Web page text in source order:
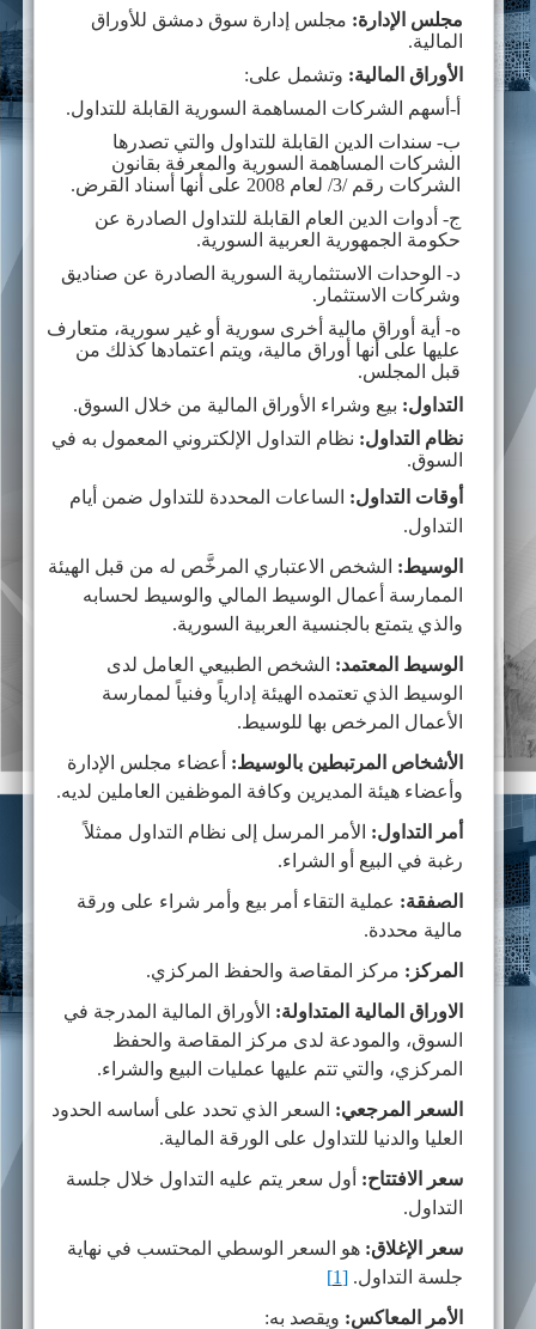
مجلس الإدارة: مجلس إدارة سوق دمشق للأوراق
المالية.
الأوراق المالية: وتشمل على:
أ- أسهم الشركات المساهمة السورية القابلة للتداول.
ب- سندات الدين القابلة للتداول والتي تصدرها
الشركات المساهمة السورية والمعرفة بقانون
الشركات رقم /3/ لعام 2008 على أنها أسناد القرض.
ج- أدوات الدين العام القابلة للتداول الصادرة عن
حكومة الجمهورية العربية السورية.
د- الوحدات الاستثمارية السورية الصادرة عن صناديق
وشركات الاستثمار.
ه- أية أوراق مالية أخرى سورية أو غير سورية، متعارف
عليها على أنها أوراق مالية، ويتم اعتمادها كذلك من
قبل المجلس.
التداول: بيع وشراء الأوراق المالية من خلال السوق.
نظام التداول: نظام التداول الإلكتروني المعمول به في
السوق.
أوقات التداول: الساعات المحددة للتداول ضمن أيام
التداول.
الوسيط: الشخص الاعتباري المرخَّص له من قبل الهيئة
الممارسة أعمال الوسيط المالي والوسيط لحسابه
والذي يتمتع بالجنسية العربية السورية.
الوسيط المعتمد: الشخص الطبيعي العامل لدى
الوسيط الذي تعتمده الهيئة إدارياً وفنياً لممارسة
الأعمال المرخص بها للوسيط.
الأشخاص المرتبطين بالوسيط: أعضاء مجلس الإدارة
وأعضاء هيئة المديرين وكافة الموظفين العاملين لديه.
أمر التداول: الأمر المرسل إلى نظام التداول ممثلاً
رغبة في البيع أو الشراء.
الصفقة: عملية التقاء أمر بيع وأمر شراء على ورقة
مالية محددة.
المركز: مركز المقاصة والحفظ المركزي.
الاوراق المالية المتداولة: الأوراق المالية المدرجة في
السوق، والمودعة لدى مركز المقاصة والحفظ
المركزي، والتي تتم عليها عمليات البيع والشراء.
السعر المرجعي: السعر الذي تحدد على أساسه الحدود
العليا والدنيا للتداول على الورقة المالية.
سعر الافتتاح: أول سعر يتم عليه التداول خلال جلسة
التداول.
سعر الإغلاق:هو السعر الوسطي المحتسب في نهاية
جلسة التداول.[1]
الأمر المعاكس: ويقصد به: